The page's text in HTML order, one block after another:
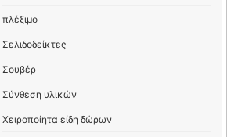
πλέξιμο
Σελιδοδείκτες
Σουβέρ
Σύνθεση υλικών
Χειροποίητα είδη δώρων